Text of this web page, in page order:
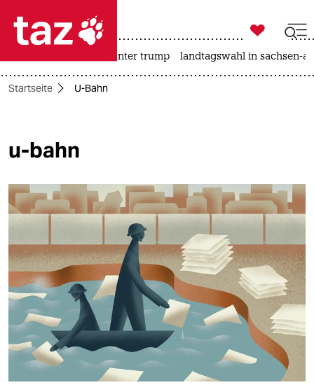
 taz zahl ich
politik
öko
gesellschaft
kultur
sport
berlin
nord
wahrheit

taz zahl ich
usa unter trump landtagswahl in sachsen-
Startseite U-Bahn
u-bahn